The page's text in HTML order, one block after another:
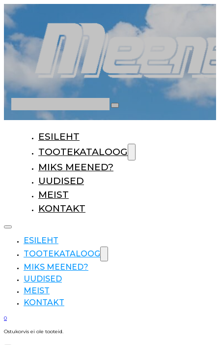
ESILEHT
TOOTEKATALOOG
MIKS MEENED?
UUDISED
MEIST
KONTAKT
ESILEHT
TOOTEKATALOOG
MIKS MEENED?
UUDISED
MEIST
KONTAKT
0
Ostukorvis ei ole tooteid.